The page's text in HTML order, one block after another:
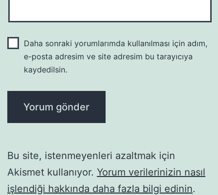
Daha sonraki yorumlarımda kullanılması için adım,
e-posta adresim ve site adresim bu tarayıcıya
kaydedilsin.
Bu site, istenmeyenleri azaltmak için
Akismet kullanıyor. Yorum verilerinizin nasıl
işlendiği hakkında daha fazla bilgi edinin.